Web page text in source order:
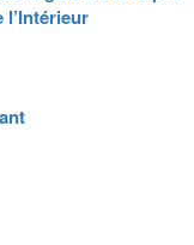
l’Intérieur